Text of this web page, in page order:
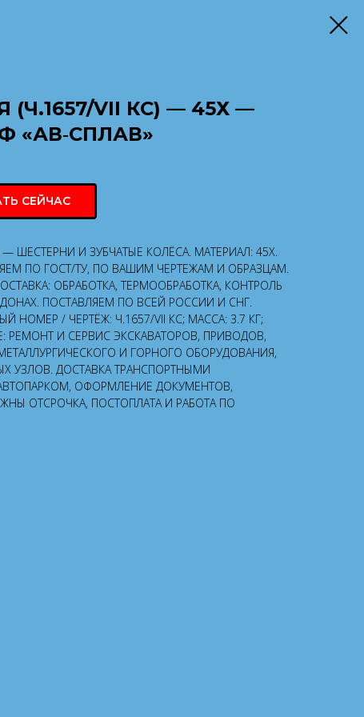
VII КС) — 45Х —
«АВ‑СПЛАВ»
СЕЙЧАС
— ШЕСТЕРНИ И ЗУБЧАТЫЕ КОЛЁСА. МАТЕРИАЛ: 45Х.
ПО ГОСТ/ТУ, ПО ВАШИМ ЧЕРТЕЖАМ И ОБРАЗЦАМ.
ОБРАБОТКА, ТЕРМООБРАБОТКА, КОНТРОЛЬ
ПОСТАВЛЯЕМ ПО ВСЕЙ РОССИИ И СНГ.
НОМЕР / ЧЕРТЁЖ: Ч.1657/VII КС; МАССА: 3.7 КГ;
РЕМОНТ И СЕРВИС ЭКСКАВАТОРОВ, ПРИВОДОВ,
И ГОРНОГО ОБОРУДОВАНИЯ,
УЗЛОВ. ДОСТАВКА ТРАНСПОРТНЫМИ
ОФОРМЛЕНИЕ ДОКУМЕНТОВ,
ОТСРОЧКА, ПОСТОПЛАТА И РАБОТА ПО